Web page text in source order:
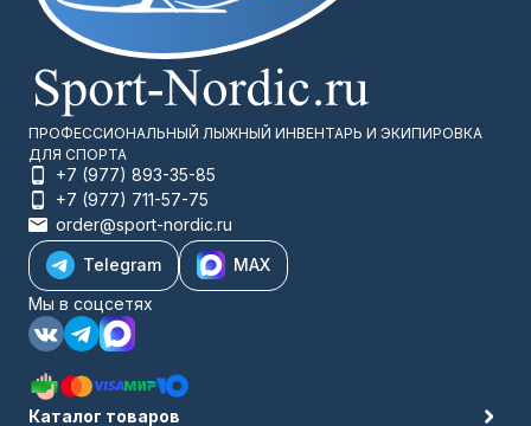
ПРОФЕССИОНАЛЬНЫЙ ЛЫЖНЫЙ ИНВЕНТАРЬ И ЭКИПИРОВКА
ДЛЯ СПОРТА
+7 (977) 893-35-85
+7 (977) 711-57-75
order@sport-nordic.ru
Telegram
MAX
Мы в соцсетях
Каталог товаров